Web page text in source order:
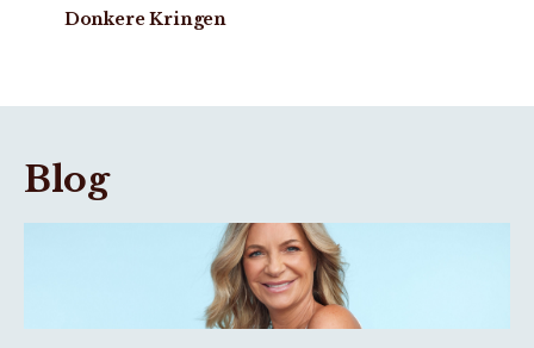
Donkere Kringen
Blog